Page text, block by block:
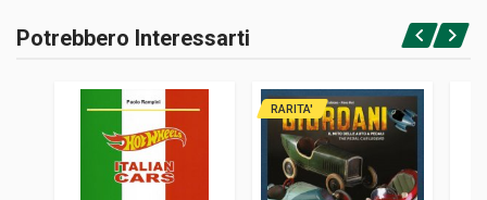
Brossura
Rampini Paolo
Accedi o registrati
Potrebbero Interessarti
RARITA'